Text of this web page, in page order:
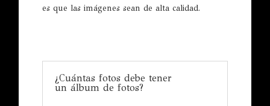
es que las imágenes sean de alta calidad.
¿Cuántas fotos debe tener
un álbum de fotos?